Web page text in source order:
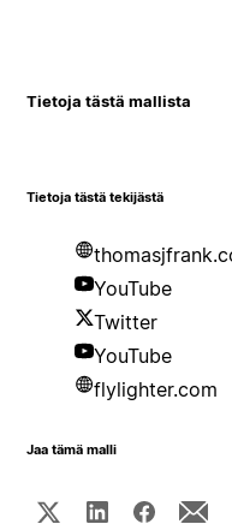
Tietoja tästä mallista
Tietoja tästä tekijästä
YouTube
Twitter
YouTube
flylighter.com
Jaa tämä malli